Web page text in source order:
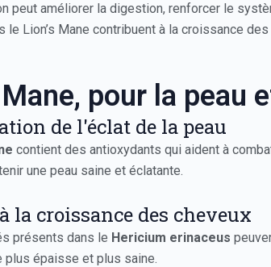
peut améliorer la digestion, renforcer le
le Lion’s Mane contribuent à la croissance
pour la peau
de l'éclat de la peau
contient des antioxydants qui aident à
une peau saine et éclatante.
la croissance des cheveux
présents dans le Hericium erinaceus
plus épaisse et plus saine.